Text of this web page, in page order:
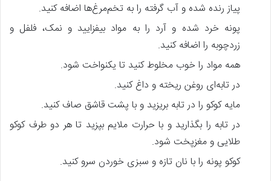
پیاز رنده شده و آب گرفته را به تخم‌مرغ‌ها اضافه کنید.
پونه خرد شده و آرد را به مواد بیفزایید و نمک، فلفل و
زردچوبه را اضافه کنید.
همه مواد را خوب مخلوط کنید تا یکنواخت شود.
در تابه‌ای روغن ریخته و داغ کنید.
مایه کوکو را در تابه بریزید و با پشت قاشق صاف کنید.
در تابه را بگذارید و با حرارت ملایم بپزید تا هر دو طرف کوکو
طلایی و مغزپخت شود.
کوکو پونه را با نان تازه و سبزی خوردن سرو کنید.